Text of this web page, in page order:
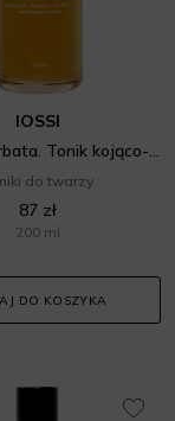
IOSSI
Zielona Herbata. Tonik kojąco-nawilżający
do twarzy
87 zł
200 ml
DO KOSZYKA